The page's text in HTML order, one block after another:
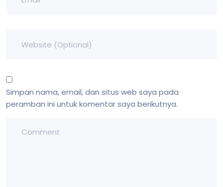
Simpan nama, email, dan situs web saya pada
peramban ini untuk komentar saya berikutnya.